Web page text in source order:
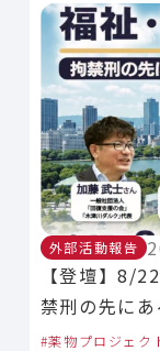
外部活動報告
【登壇】8/
禁刑の先に
薬物プロジェク